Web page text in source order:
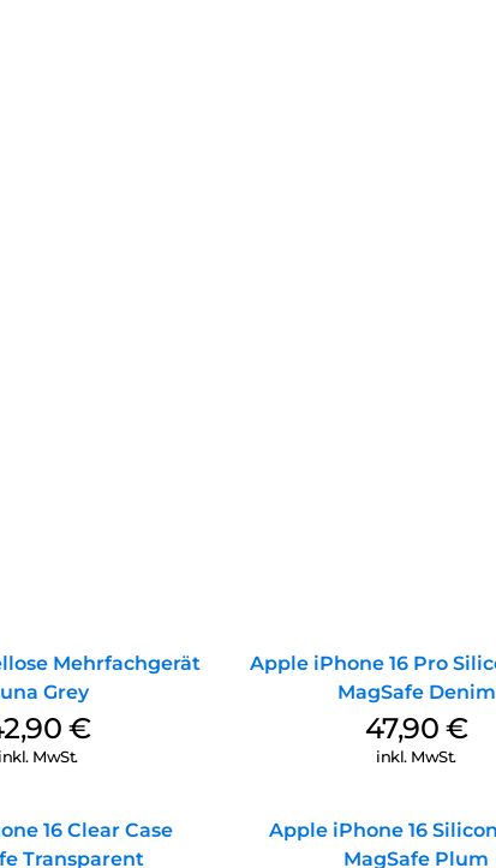
Mehrfachgerät
Grey
€
inkl. MwSt.
Apple iPhone 16 Pro
MagSafe Denim
47,90 €
inkl. MwSt.
16 Clear Case
Transparent
Apple iPhone 16
MagSafe Plum